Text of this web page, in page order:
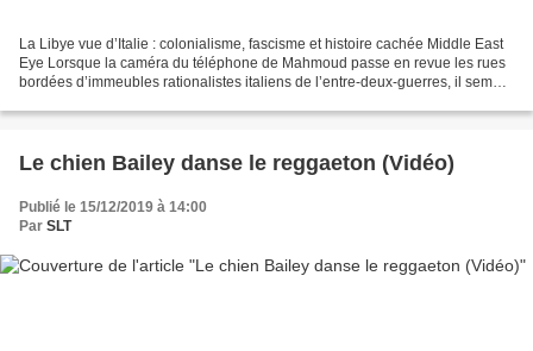
La Libye vue d’Italie : colonialisme, fascisme et histoire cachée Middle East
Eye Lorsque la caméra du téléphone de Mahmoud passe en revue les rues
bordées d’immeubles rationalistes italiens de l’entre-deux-guerres, il semble
Le chien Bailey danse le reggaeton (Vidéo)
Publié le 15/12/2019 à 14:00
Par SLT